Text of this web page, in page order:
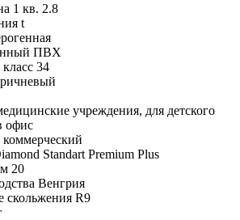
1 кв. 2.8
t
ПВХ
34
учреждения, для детского
офис
Standart Premium Plus
20
Венгрия
скольжения R9